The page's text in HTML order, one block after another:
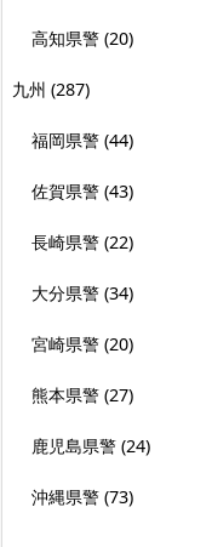
高知県警 (20)
九州 (287)
福岡県警 (44)
佐賀県警 (43)
長崎県警 (22)
大分県警 (34)
宮崎県警 (20)
熊本県警 (27)
鹿児島県警 (24)
沖縄県警 (73)